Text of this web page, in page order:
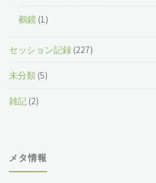
鵺鏡(1)
セッション記録(227)
未分類(5)
雑記(2)
メタ情報